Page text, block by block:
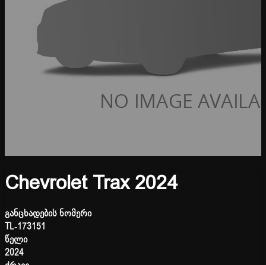
Chevrolet Trax 2024
განცხადების ნომერი
TL-173151
წელი
2024